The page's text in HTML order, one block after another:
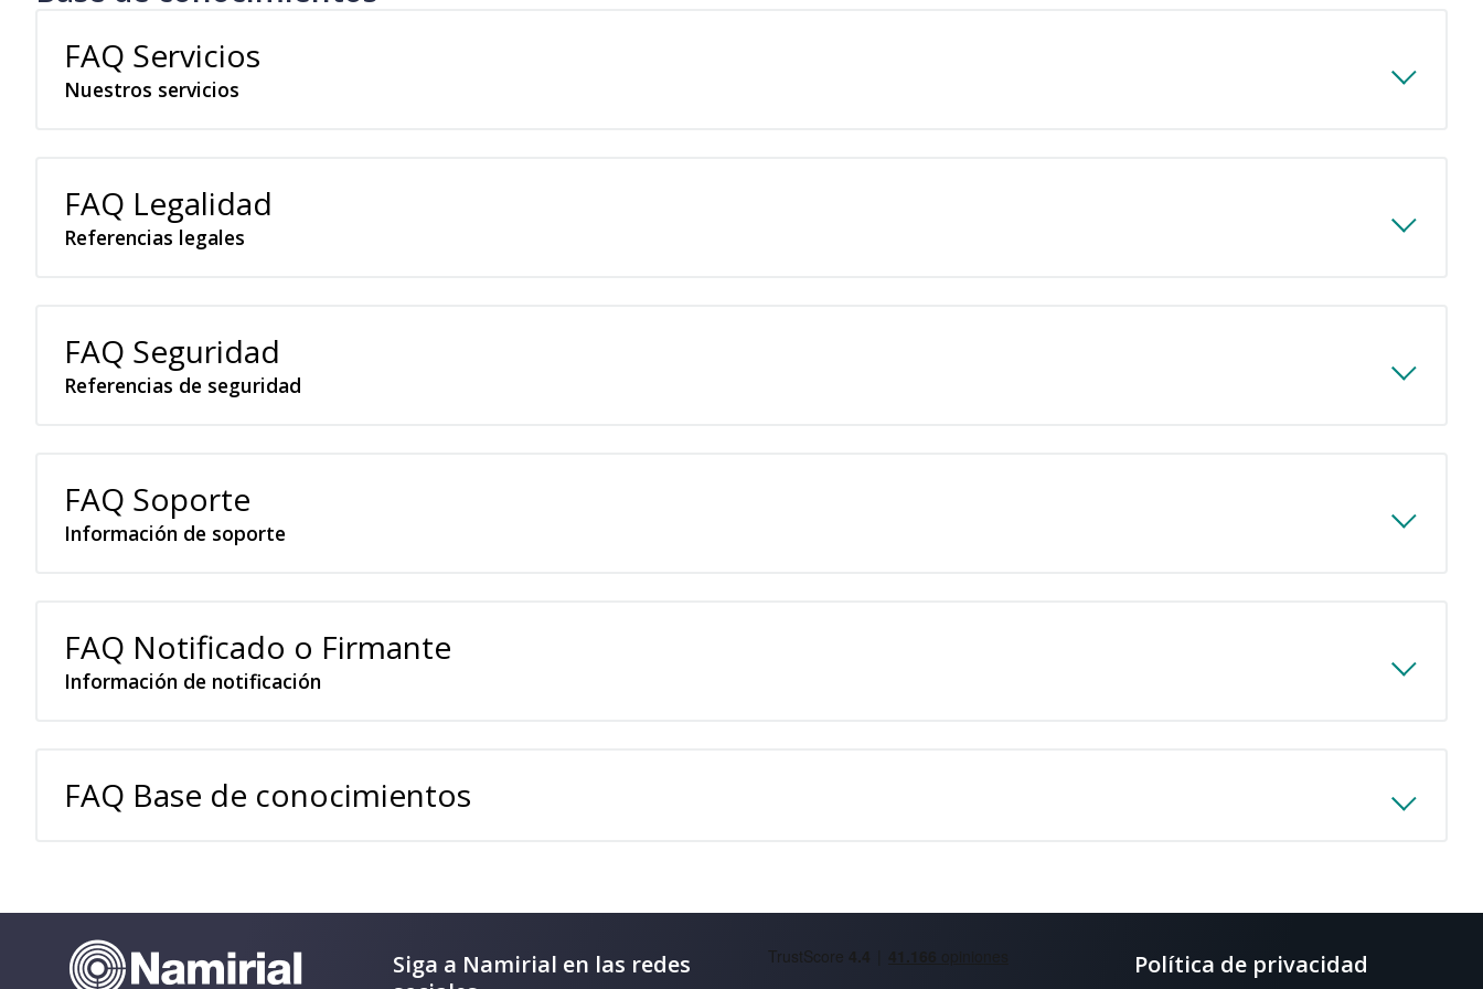
FAQ Servicios
Nuestros servicios
FAQ Legalidad
Referencias legales
FAQ Seguridad
Referencias de seguridad
FAQ Soporte
Información de soporte
FAQ Notificado o Firmante
Información de notificación
FAQ Base de conocimientos
Siga a Namirial en las redes
Política de privacidad